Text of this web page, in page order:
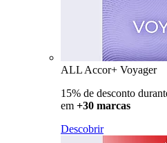
ALL Accor+ Voyager
15% de desconto
em +30 marcas
Descobrir